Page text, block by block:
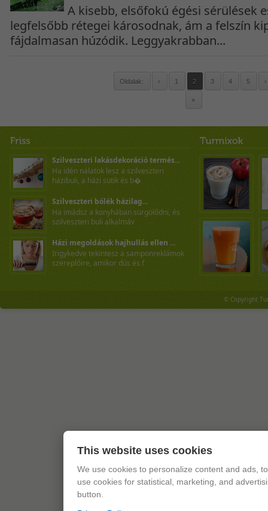
A kisebb, elsőfokú égési sérülések
legfelsőbb rétegei károsodnak, ám a felszín
fájdalmasan húzódik. Leggyakrabban...
Oldalak: ‹ 1 2 3 4 5 ›
»
Szilveszteri lakásdekoráció termés...
Ha idén nálatok lesz a szilveszteri
házibuli, a házi sütik és b�
Szilveszteri bólék házilag...
Ha imádsz a konyhában sürgölődni, és
szilveszteri buli alkalmáv
Házi megoldások hajhullás ellen ...
Irigykedve tekintesz a samponreklámok
szereplőire, amikor dús és f
© Copyright
This website uses cookies
We use cookies to personalize content and ads,
use cookies for statistical, marketing, and
button.